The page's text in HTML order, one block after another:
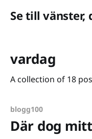
Se till vänster,
vardag
A collection of 18
blogg100
Där dog